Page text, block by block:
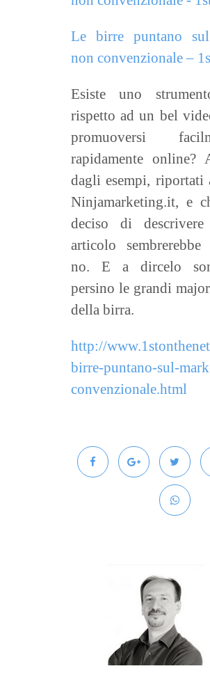
Le birre puntano
non convenzionale –
Esiste uno
rispetto ad un bel
promuoversi
rapidamente online?
dagli esempi, riportati
Ninjamarketing.it, e
deciso di
articolo
no. E a dircelo
persino le grandi
della birra.
http://
birre-puntano-sul-
convenzionale.html